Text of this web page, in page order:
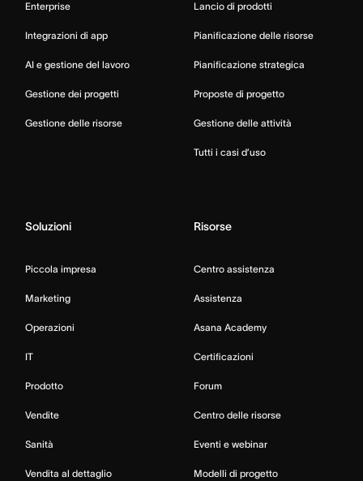
Enterprise
Integrazioni di app
AI e gestione del lavoro
Gestione dei progetti
Gestione delle risorse
Lancio di prodotti
Pianificazione delle risorse
Pianificazione strategica
Proposte di progetto
Gestione delle attività
Tutti i casi d’uso
Soluzioni
Piccola impresa
Marketing
Operazioni
IT
Prodotto
Vendite
Sanità
Vendita al dettaglio
Risorse
Centro assistenza
Assistenza
Asana Academy
Certificazioni
Forum
Centro delle risorse
Eventi e webinar
Modelli di progetto